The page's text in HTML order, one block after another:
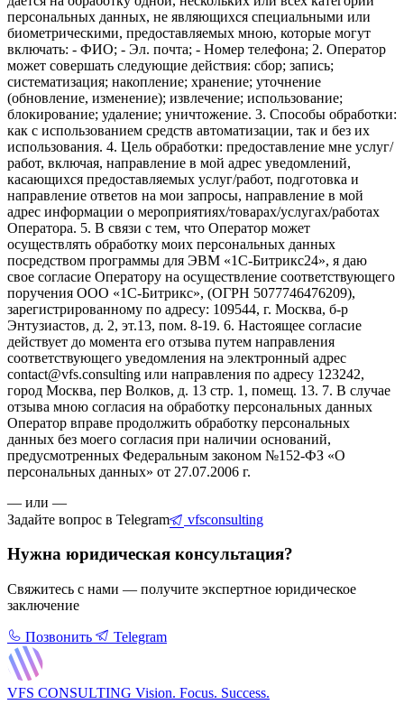
персональных данных, не являющихся специальными или
биометрическими, предоставляемых мною, которые могут
включать: - ФИО; - Эл. почта; - Номер телефона; 2. Оператор
может совершать следующие действия: сбор; запись;
систематизация; накопление; хранение; уточнение
(обновление, изменение); извлечение; использование;
блокирование; удаление; уничтожение. 3. Способы обработки:
как с использованием средств автоматизации, так и без их
использования. 4. Цель обработки: предоставление мне услуг/
работ, включая, направление в мой адрес уведомлений,
касающихся предоставляемых услуг/работ, подготовка и
направление ответов на мои запросы, направление в мой
адрес информации о мероприятиях/товарах/услугах/работах
Оператора. 5. В связи с тем, что Оператор может
осуществлять обработку моих персональных данных
посредством программы для ЭВМ «1С-Битрикс24», я даю
свое согласие Оператору на осуществление соответствующего
поручения ООО «1С-Битрикс», (ОГРН 5077746476209),
зарегистрированному по адресу: 109544, г. Москва, б-р
Энтузиастов, д. 2, эт.13, пом. 8-19. 6. Настоящее согласие
действует до момента его отзыва путем направления
соответствующего уведомления на электронный адрес
contact@vfs.consulting или направления по адресу 123242,
город Москва, пер Волков, д. 13 стр. 1, помещ. 13. 7. В случае
отзыва мною согласия на обработку персональных данных
Оператор вправе продолжить обработку персональных
данных без моего согласия при наличии оснований,
предусмотренных Федеральным законом №152-ФЗ «О
персональных данных» от 27.07.2006 г.
— или —
Задайте вопрос в Telegram
vfsconsulting
Нужна юридическая консультация?
Свяжитесь с нами — получите экспертное юридическое
заключение
Позвонить Telegram
VFS CONSULTING Vision. Focus. Success.